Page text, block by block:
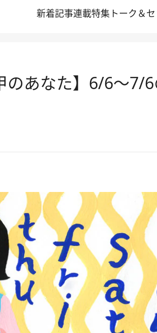
新着記事連載特集 トーク＆
あなた】6/6～7/